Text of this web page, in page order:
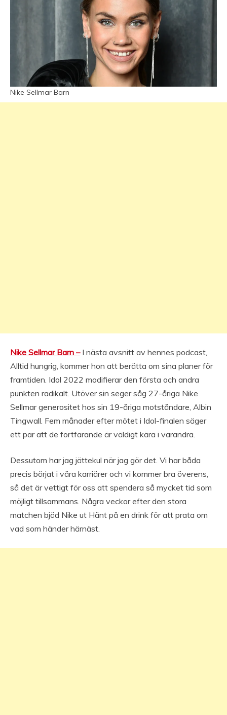
Nike Sellmar Barn
Nike Sellmar Barn –I nästa avsnitt av hennes podcast,
Alltid hungrig, kommer hon att berätta om sina planer för
framtiden. Idol 2022 modifierar den första och andra
punkten radikalt. Utöver sin seger såg 27-åriga Nike
Sellmar generositet hos sin 19-åriga motståndare, Albin
Tingwall. Fem månader efter mötet i Idol-finalen säger
ett par att de fortfarande är väldigt kära i varandra.
Dessutom har jag jättekul när jag gör det. Vi har båda
precis börjat i våra karriärer och vi kommer bra överens,
så det är vettigt för oss att spendera så mycket tid som
möjligt tillsammans. Några veckor efter den stora
matchen bjöd Nike ut Hänt på en drink för att prata om
vad som händer härnäst.